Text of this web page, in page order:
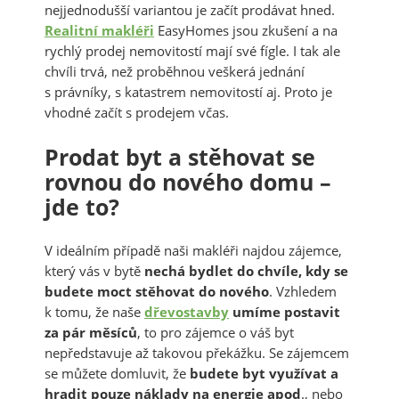
nejjednodušší variantou je začít prodávat hned.
Realitní makléři EasyHomes jsou zkušení a na
rychlý prodej nemovitostí mají své fígle. I tak ale
chvíli trvá, než proběhnou veškerá jednání
s právníky, s katastrem nemovitostí aj. Proto je
vhodné začít s prodejem včas.
Prodat byt a stěhovat se
rovnou do nového domu –
jde to?
V ideálním případě naši makléři najdou zájemce,
který vás v bytě nechá bydlet do chvíle, kdy se
budete moct stěhovat do nového. Vzhledem
k tomu, že naše dřevostavby umíme postavit
za pár měsíců, to pro zájemce o váš byt
nepředstavuje až takovou překážku. Se zájemcem
se můžete domluvit, že budete byt využívat a
hradit pouze náklady na energie apod., nebo